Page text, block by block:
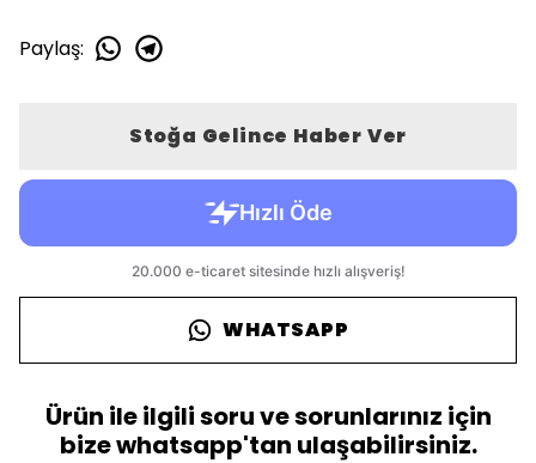
Paylaş:
Stoğa Gelince Haber Ver
WHATSAPP
Ürün ile ilgili soru ve sorunlarınız için
bize whatsapp'tan ulaşabilirsiniz.